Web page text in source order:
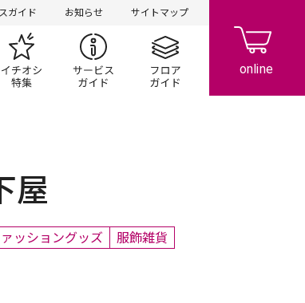
ガイド お知らせ サイトマップ
ョップニュースイチオシ特集 サービスガイドフロアガイド
屋
ッショングッズ 服飾雑貨